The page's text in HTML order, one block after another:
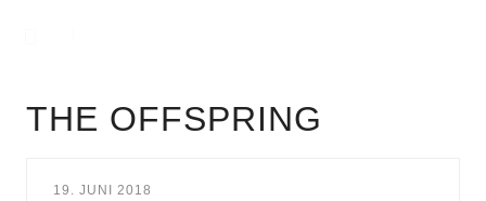
THE OFFSPRING
19. JUNI 2018